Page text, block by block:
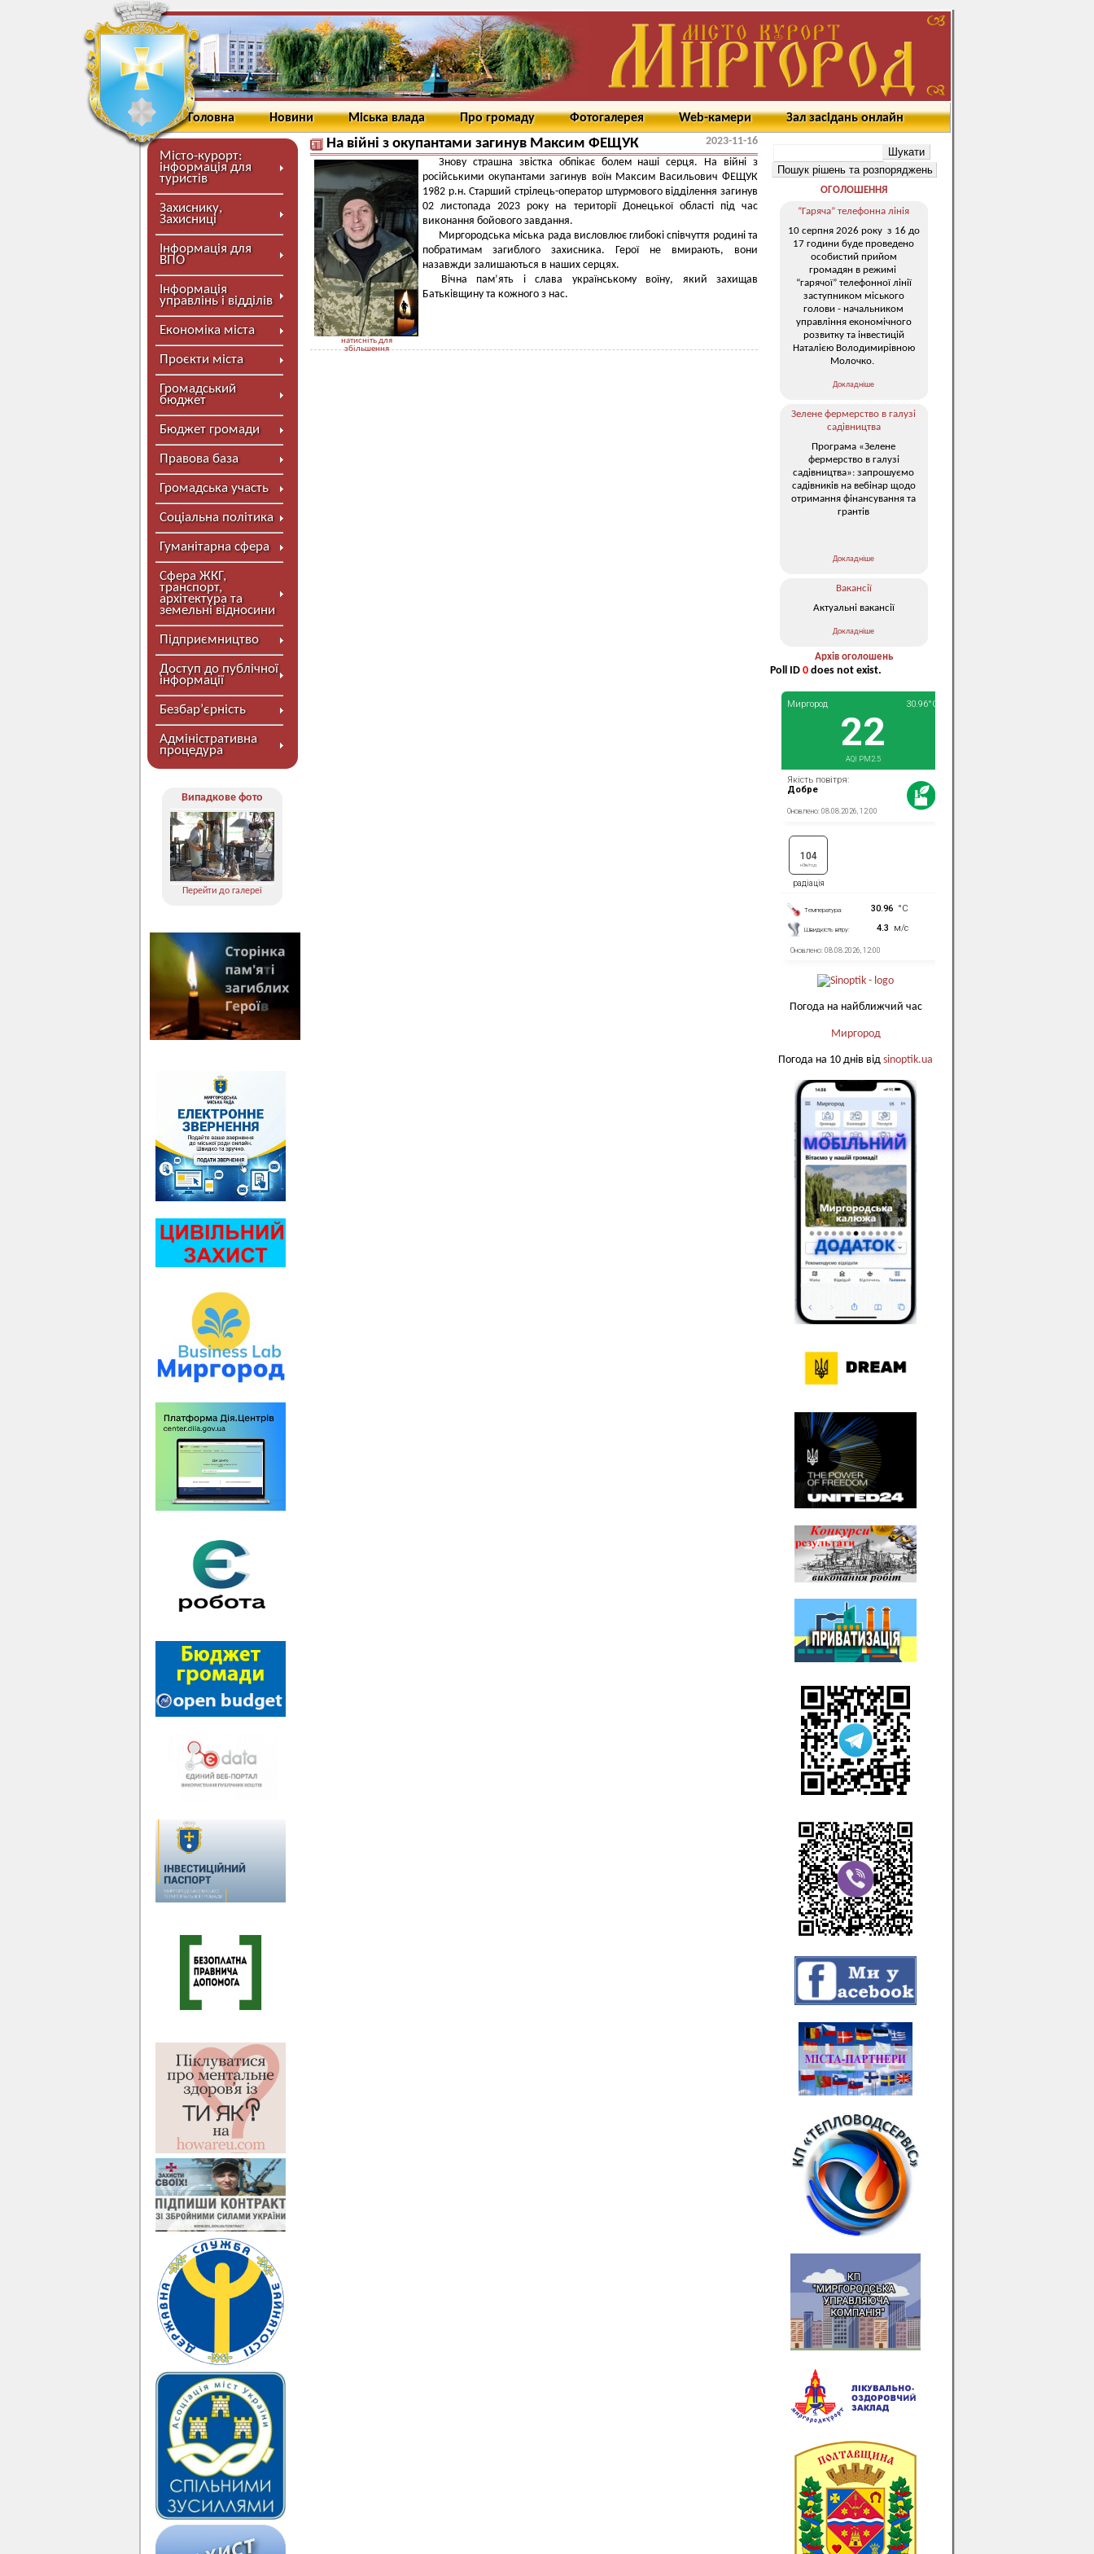
Головна Новини Міська влада Про громаду Фотогалерея Web-камери Зал засідань онлайн
Місто-курорт:
інформація для
туристів
Захиснику,
Захисниці
Інформація для
ВПО
Інформація
управлінь і відділів
Економіка міста
Проєкти міста
Громадський
бюджет
Бюджет громади
Правова база
Громадська участь
Соціальна політика
Гуманітарна сфера
Сфера ЖКГ,
транспорт,
архітектура та
земельні відносини
Підприємництво
Доступ до публічної
інформації
Безбар’єрність
Адміністративна
процедура
Випадкове фото
Перейти до галереї
На війні з окупантами загинув Максим ФЕЩУК 2023-11-16
натисніть для
збільшення
Знову страшна звістка обпікає болем наші серця. На війні з
російськими окупантами загинув воїн Максим Васильович ФЕЩУК
1982 р.н. Старший стрілець-оператор штурмового відділення загинув
02 листопада 2023 року на території Донецької області під час
виконання бойового завдання.
Миргородська міська рада висловлює глибокі співчуття родині та
побратимам загиблого захисника. Герої не вмирають, вони
назавжди залишаються в наших серцях.
Вічна пам’ять і слава українському воїну, який захищав
Батьківщину та кожного з нас.
ОГОЛОШЕННЯ
“Гаряча” телефонна лінія
10 серпня 2026 року з 16 до
17 години буде проведено
особистий прийом
громадян в режимі
“гарячої” телефонної лінії
заступником міського
голови - начальником
управління економічного
розвитку та інвестицій
Наталією Володимирівною
Молочко.
Докладніше
Зелене фермерство в галузі
садівництва
Програма «Зелене
фермерство в галузі
садівництва»: запрошуємо
садівників на вебінар щодо
отримання фінансування та
грантів
Докладніше
Вакансії
Актуальні вакансії
Докладніше
Архів оголошень
Poll ID 0 does not exist.
Погода на найближчий час
Миргород
Погода на 10 днів від sinoptik.ua